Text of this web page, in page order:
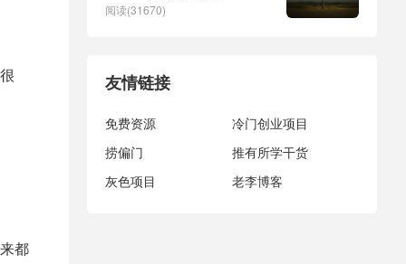
都
阅读(31670)
友情链接
免费资源
冷门创业项目
捞偏门
推有所学干货
灰色项目
老李博客